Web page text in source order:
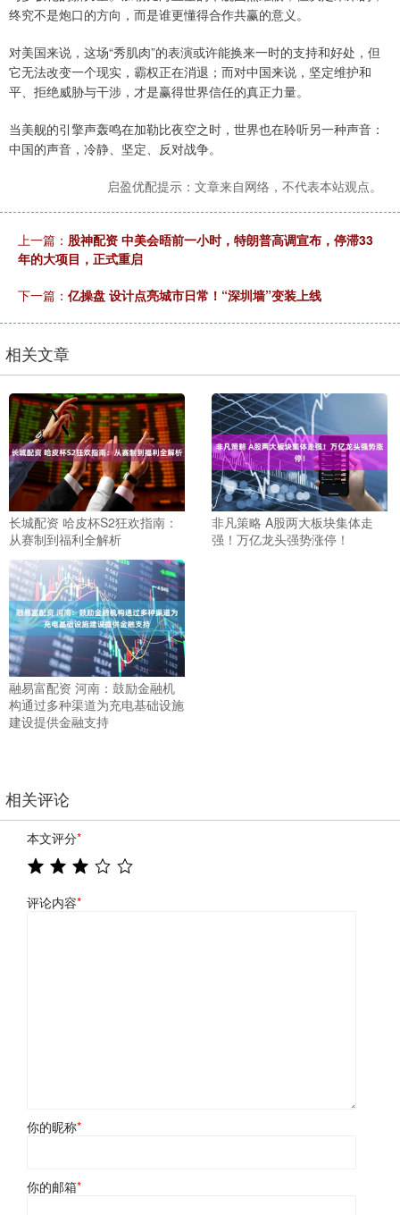
终究不是炮口的方向，而是谁更懂得合作共赢的意义。
对美国来说，这场“秀肌肉”的表演或许能换来一时的支持和好处，但
它无法改变一个现实，霸权正在消退；而对中国来说，坚定维护和
平、拒绝威胁与干涉，才是赢得世界信任的真正力量。
当美舰的引擎声轰鸣在加勒比夜空之时，世界也在聆听另一种声音：
中国的声音，冷静、坚定、反对战争。
启盈优配提示：文章来自网络，不代表本站观点。
上一篇： 股神配资 中美会晤前一小时，特朗普高调宣布，停滞33
年的大项目，正式重启
下一篇： 亿操盘 设计点亮城市日常！“深圳墙”变装上线
相关文章
长城配资 哈皮杯S2狂欢指南：
从赛制到福利全解析
非凡策略 A股两大板块集体走
强！万亿龙头强势涨停！
融易富配资 河南：鼓励金融机
构通过多种渠道为充电基础设施
建设提供金融支持
相关评论
本文评分*
评论内容*
你的昵称*
你的邮箱*